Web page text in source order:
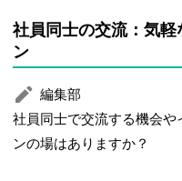
社員同士の交流：気
ン
編集部
社員同士で交流する機会や
ンの場はありますか？